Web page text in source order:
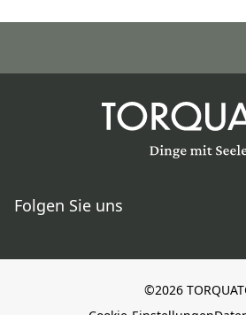
Folgen Sie uns
©2026